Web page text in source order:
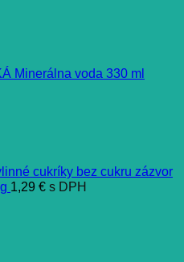
Minerálna voda 330 ml
cukríky bez cukru zázvor
1,29 € s DPH